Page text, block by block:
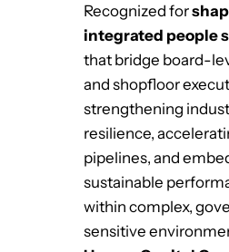
Recognized for
integrated people
that bridge board-
and shopfloor
strengthening
resilience,
pipelines, and
sustainable
within complex,
sensitive